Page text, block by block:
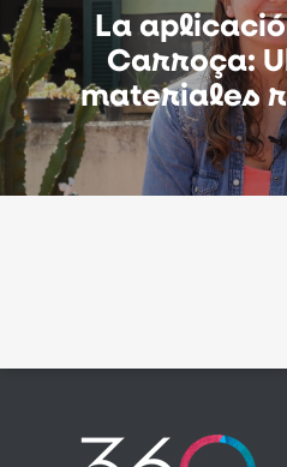
La
Carroça:
materiales